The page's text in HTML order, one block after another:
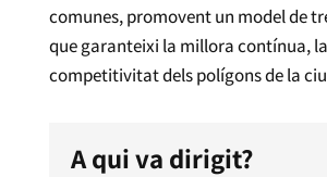
comunes, promovent un model de
que garanteixi la millora contínua,
competitivitat dels polígons de la
A qui va dirigit?